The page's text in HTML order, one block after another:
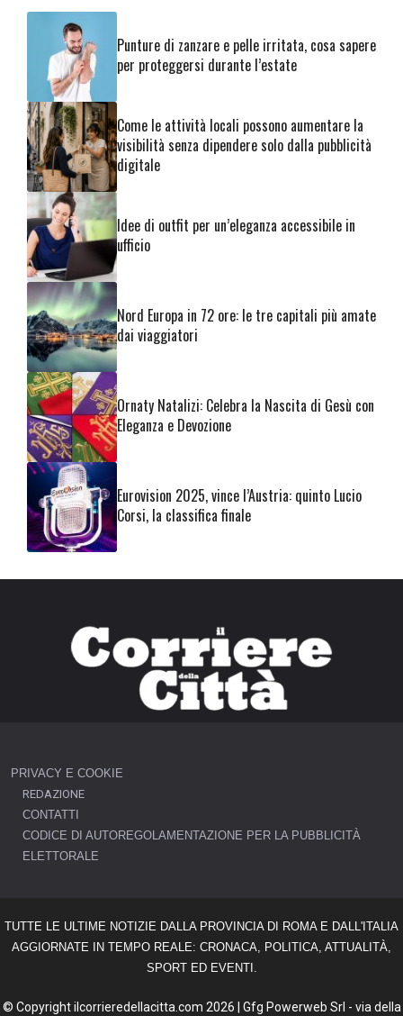
Punture di zanzare e pelle irritata, cosa sapere
per proteggersi durante l’estate
Come le attività locali possono aumentare la
visibilità senza dipendere solo dalla pubblicità
digitale
Idee di outfit per un’eleganza accessibile in
ufficio
Nord Europa in 72 ore: le tre capitali più amate
dai viaggiatori
Ornaty Natalizi: Celebra la Nascita di Gesù con
Eleganza e Devozione
Eurovision 2025, vince l’Austria: quinto Lucio
Corsi, la classifica finale
PRIVACY E COOKIE
REDAZIONE
CONTATTI
CODICE DI AUTOREGOLAMENTAZIONE PER LA PUBBLICITÀ
ELETTORALE
TUTTE LE ULTIME NOTIZIE DALLA PROVINCIA DI ROMA E DALL'ITALIA
AGGIORNATE IN TEMPO REALE: CRONACA, POLITICA, ATTUALITÀ,
SPORT ED EVENTI.
© Copyright ilcorrieredellacitta.com 2026 | Gfg Powerweb Srl - via della